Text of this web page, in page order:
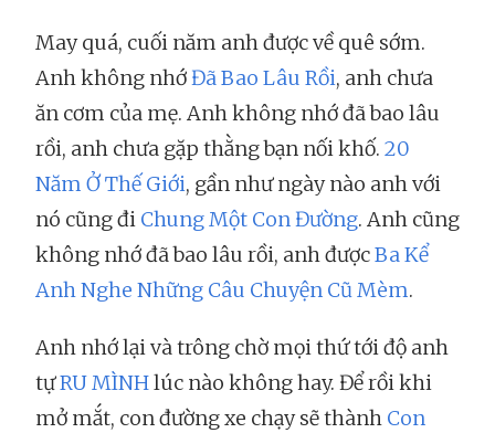
May quá, cuối năm anh được về quê sớm.
Anh không nhớĐã Bao Lâu Rồi, anh chưa
ăn cơm của mẹ. Anh không nhớ đã bao lâu
rồi, anh chưa gặp thằng bạn nối khố. 20
Năm Ở Thế Giới, gần như ngày nào anh với
nó cũng đi Chung Một Con Đường. Anh cũng
không nhớ đã bao lâu rồi, anh đượcBa Kể
Anh Nghe Những Câu Chuyện Cũ Mèm.
Anh nhớ lại và trông chờ mọi thứ tới độ anh
tựRU MÌNHlúc nào không hay. Để rồi khi
mở mắt, con đường xe chạy sẽ thành Con